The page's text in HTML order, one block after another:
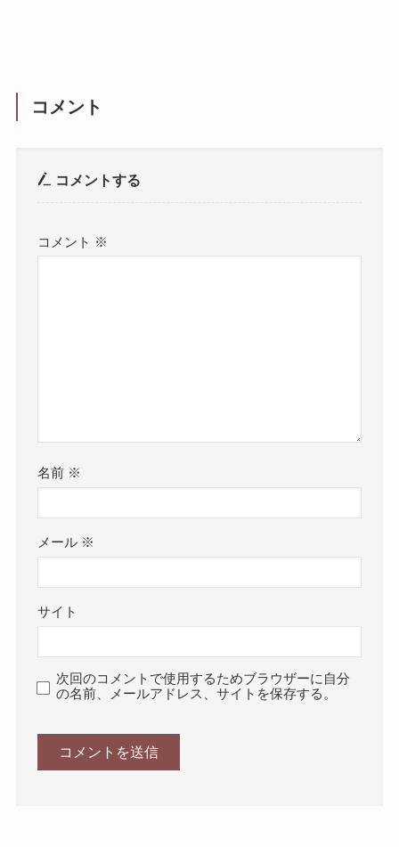
コメント
コメントする
コメント ※
名前 ※
メール ※
サイト
次回のコメントで使用するためブラウザーに自分
の名前、メールアドレス、サイトを保存する。